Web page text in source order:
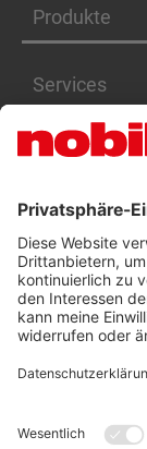
Produkte
Services
Karriere
AGB